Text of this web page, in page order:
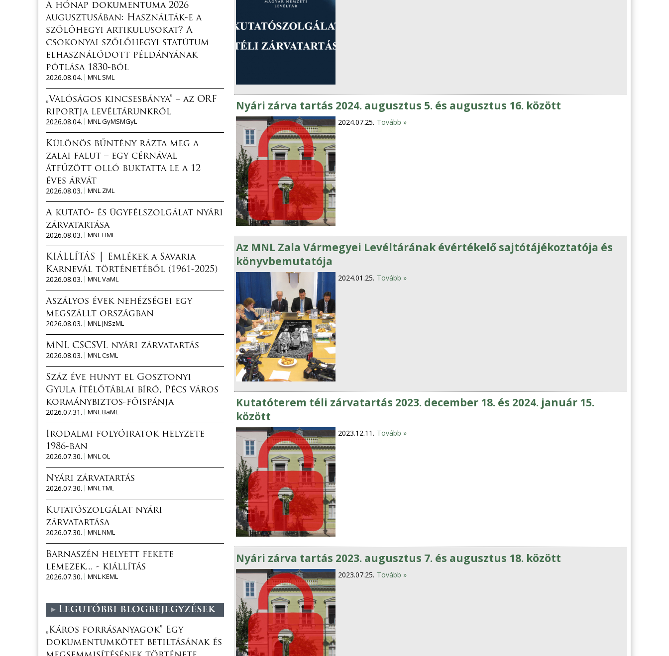
Nyári zárva tartás 2024. augusztus 5. és augusztus 16. között
2024.07.25. Tovább »
Az MNL Zala Vármegyei Levéltárának évértékelő sajtótájékoztatója és
könyvbemutatója
2024.01.25. Tovább »
Kutatóterem téli zárvatartás 2023. december 18. és 2024. január 15.
között
2023.12.11. Tovább »
Nyári zárva tartás 2023. augusztus 7. és augusztus 18. között
2023.07.25. Tovább »
A hónap dokumentuma 2026
augusztusában: Használták-e a
szőlőhegyi artikulusokat? A
csokonyai szőlőhegyi statútum
elhasználódott példányának
pótlása 1830-ból
2026.08.04.
MNL SML
„Valóságos kincsesbánya” – az ORF
riportja levéltárunkról
2026.08.04.
MNL GyMSMGyL
Különös bűntény rázta meg a
zalai falut – egy cérnával
átfűzött olló buktatta le a 12
éves árvát
2026.08.03.
MNL ZML
A kutató- és ügyfélszolgálat nyári
zárvatartása
2026.08.03.
MNL HML
KIÁLLÍTÁS │ Emlékek a Savaria
Karnevál történetéből (1961-2025)
2026.08.03.
MNL VaML
Aszályos évek nehézségei egy
megszállt országban
2026.08.03.
MNL JNSzML
MNL CSCSVL nyári zárvatartás
2026.08.03.
MNL CsML
Száz éve hunyt el Gosztonyi
Gyula ítélőtáblai bíró, Pécs város
kormánybiztos-főispánja
2026.07.31.
MNL BaML
Irodalmi folyóiratok helyzete
1986-ban
2026.07.30.
MNL OL
Nyári zárvatartás
2026.07.30.
MNL TML
Kutatószolgálat nyári
zárvatartása
2026.07.30.
MNL NML
Barnaszén helyett fekete
lemezek... - kiállítás
2026.07.30.
MNL KEML
Legutóbbi blogbejegyzések
„Káros forrásanyagok” Egy
dokumentumkötet betiltásának és